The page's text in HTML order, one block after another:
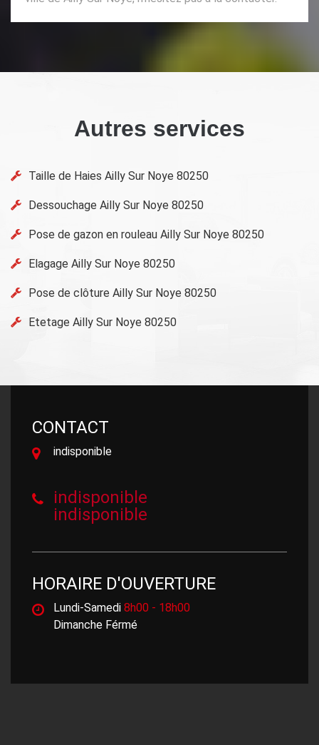
Autres services
Taille de Haies Ailly Sur Noye 80250
Dessouchage Ailly Sur Noye 80250
Pose de gazon en rouleau Ailly Sur Noye 80250
Elagage Ailly Sur Noye 80250
Pose de clôture Ailly Sur Noye 80250
Etetage Ailly Sur Noye 80250
CONTACT
indisponible
indisponible
indisponible
HORAIRE D'OUVERTURE
Lundi-Samedi 8h00 - 18h00
Dimanche Férmé